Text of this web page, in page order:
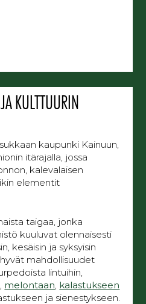
KULTTUURIN
kaupunki Kainuun,
itärajalla, jossa
kalevalaisen
elementit
taigaa, jonka
kuuluvat olennaisesti
kesäisin ja syksyisin
mahdollisuudet
lintuihin,
melontaan kalastukseen
ja sienestykseen.